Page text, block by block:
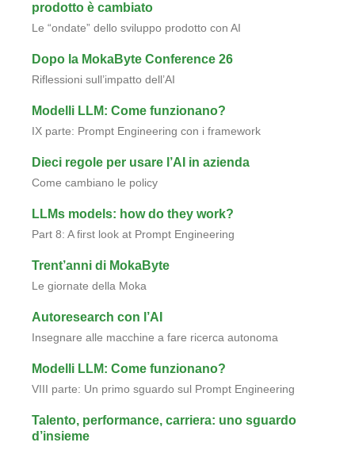
prodotto è cambiato
Le “ondate” dello sviluppo prodotto con AI
Dopo la MokaByte Conference 26
Riflessioni sull’impatto dell’AI
Modelli LLM: Come funzionano?
IX parte: Prompt Engineering con i framework
Dieci regole per usare l’AI in azienda
Come cambiano le policy
LLMs models: how do they work?
Part 8: A first look at Prompt Engineering
Trent’anni di MokaByte
Le giornate della Moka
Autoresearch con l’AI
Insegnare alle macchine a fare ricerca autonoma
Modelli LLM: Come funzionano?
VIII parte: Un primo sguardo sul Prompt Engineering
Talento, performance, carriera: uno sguardo
d’insieme